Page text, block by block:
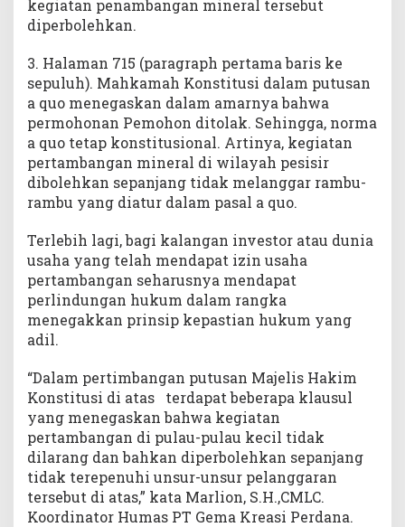
kegiatan penambangan mineral tersebut
diperbolehkan.
3. Halaman 715 (paragraph pertama baris ke
sepuluh). Mahkamah Konstitusi dalam putusan
a quo menegaskan dalam amarnya bahwa
permohonan Pemohon ditolak. Sehingga, norma
a quo tetap konstitusional. Artinya, kegiatan
pertambangan mineral di wilayah pesisir
dibolehkan sepanjang tidak melanggar rambu-
rambu yang diatur dalam pasal a quo.
Terlebih lagi, bagi kalangan investor atau dunia
usaha yang telah mendapat izin usaha
pertambangan seharusnya mendapat
perlindungan hukum dalam rangka
menegakkan prinsip kepastian hukum yang
adil.
“Dalam pertimbangan putusan Majelis Hakim
Konstitusi di atas terdapat beberapa klausul
yang menegaskan bahwa kegiatan
pertambangan di pulau-pulau kecil tidak
dilarang dan bahkan diperbolehkan sepanjang
tidak terepenuhi unsur-unsur pelanggaran
tersebut di atas,” kata Marlion, S.H.,CMLC.
Koordinator Humas PT Gema Kreasi Perdana.